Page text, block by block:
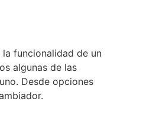
funcionalidad de un
algunas de las
Desde opciones